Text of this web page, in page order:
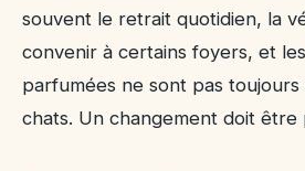
souvent le retrait quotidien, la
convenir à certains foyers, et
parfumées ne sont pas
chats. Un changement doit être